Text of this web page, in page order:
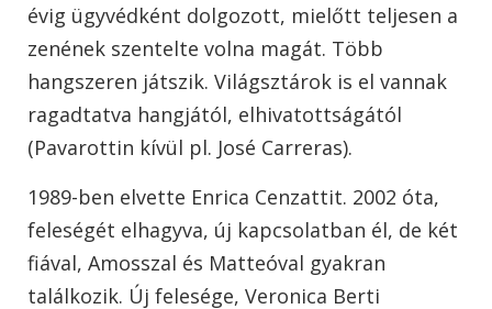
évig ügyvédként dolgozott, mielőtt teljesen a
zenének szentelte volna magát. Több
hangszeren játszik. Világsztárok is el vannak
ragadtatva hangjától, elhivatottságától
(Pavarottin kívül pl. José Carreras).
1989-ben elvette Enrica Cenzattit. 2002 óta,
feleségét elhagyva, új kapcsolatban él, de két
fiával, Amosszal és Matteóval gyakran
találkozik. Új felesége, Veronica Berti